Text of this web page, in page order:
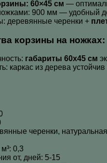
60×45 см —
900 мм — удобный
деревянные черенки +
корзины на ножках:
габариты 60х45 см
каркас из дерева устойчив
черенки,
0,3
от, дней: 5-15